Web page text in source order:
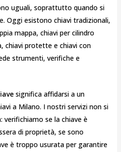
uguali, soprattutto quando si
Oggi esistono chiavi tradizionali,
mappa, chiavi per cilindro
chiavi protette e chiavi con
strumenti, verifiche e
significa affidarsi a un
a Milano. I nostri servizi non si
verifichiamo se la chiave è
di proprietà, se sono
è troppo usurata per garantire